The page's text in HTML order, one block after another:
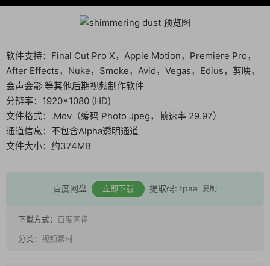
软件支持：Final Cut Pro X，Apple Motion，Premiere Pro，
After Effects，Nuke，Smoke，Avid，Vegas，Edius，剪映，
会声会影 等其他后期视频制作软件
分辨率：1920×1080 (HD)
文件格式：.Mov（编码 Photo Jpeg，帧速率 29.97）
通道信息：不包含Alpha透明通道
文件大小：约374MB
百度网盘 立即下载 提取码: tpaa 复制
下载方式： 百度网盘
分类： 视频素材